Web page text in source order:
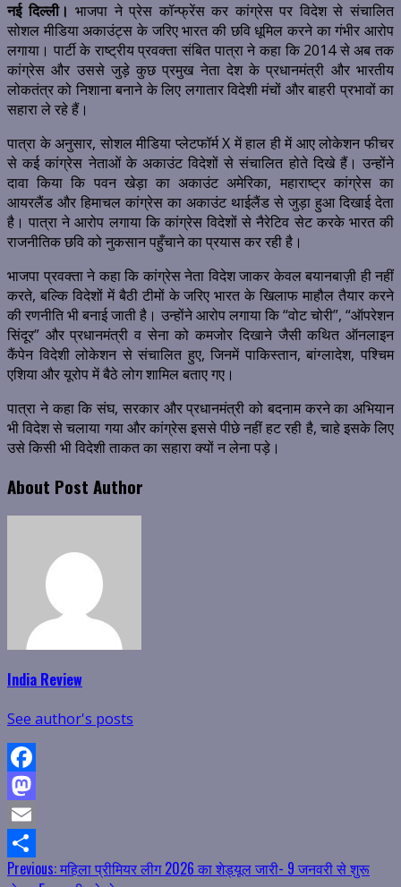
नई दिल्ली। भाजपा ने प्रेस कॉन्फ्रेंस कर कांग्रेस पर विदेश से संचालित
सोशल मीडिया अकाउंट्स के जरिए भारत की छवि धूमिल करने का गंभीर आरोप
लगाया। पार्टी के राष्ट्रीय प्रवक्ता संबित पात्रा ने कहा कि 2014 से अब तक
कांग्रेस और उससे जुड़े कुछ प्रमुख नेता देश के प्रधानमंत्री और भारतीय
लोकतंत्र को निशाना बनाने के लिए लगातार विदेशी मंचों और बाहरी प्रभावों का
सहारा ले रहे हैं।
पात्रा के अनुसार, सोशल मीडिया प्लेटफॉर्म X में हाल ही में आए लोकेशन फीचर
से कई कांग्रेस नेताओं के अकाउंट विदेशों से संचालित होते दिखे हैं। उन्होंने
दावा किया कि पवन खेड़ा का अकाउंट अमेरिका, महाराष्ट्र कांग्रेस का
आयरलैंड और हिमाचल कांग्रेस का अकाउंट थाईलैंड से जुड़ा हुआ दिखाई देता
है। पात्रा ने आरोप लगाया कि कांग्रेस विदेशों से नैरेटिव सेट करके भारत की
राजनीतिक छवि को नुकसान पहुँचाने का प्रयास कर रही है।
भाजपा प्रवक्ता ने कहा कि कांग्रेस नेता विदेश जाकर केवल बयानबाज़ी ही नहीं
करते, बल्कि विदेशों में बैठी टीमों के जरिए भारत के खिलाफ माहौल तैयार करने
की रणनीति भी बनाई जाती है। उन्होंने आरोप लगाया कि “वोट चोरी”, “ऑपरेशन
सिंदूर” और प्रधानमंत्री व सेना को कमजोर दिखाने जैसी कथित ऑनलाइन
कैंपेन विदेशी लोकेशन से संचालित हुए, जिनमें पाकिस्तान, बांग्लादेश, पश्चिम
एशिया और यूरोप में बैठे लोग शामिल बताए गए।
पात्रा ने कहा कि संघ, सरकार और प्रधानमंत्री को बदनाम करने का अभियान
भी विदेश से चलाया गया और कांग्रेस इससे पीछे नहीं हट रही है, चाहे इसके लिए
उसे किसी भी विदेशी ताकत का सहारा क्यों न लेना पड़े।
About Post Author
India Review
See author's posts
Facebook
Mastodon
Email
Share
Continue
Previous:महिला प्रीमियर लीग 2026 का शेड्यूल जारी- 9 जनवरी से शुरू